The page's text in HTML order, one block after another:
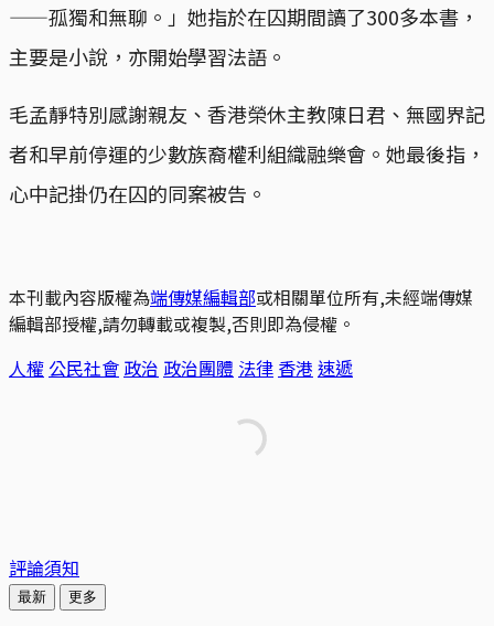
——孤獨和無聊。」她指於在囚期間讀了300多本書，
主要是小說，亦開始學習法語。
毛孟靜特別感謝親友、香港榮休主教陳日君、無國界記
者和早前停運的少數族裔權利組織融樂會。她最後指，
心中記掛仍在囚的同案被告。
本刊載內容版權為端傳媒編輯部或相關單位所有,未經端傳媒
編輯部授權,請勿轉載或複製,否則即為侵權。
人權 公民社會 政治 政治團體 法律 香港 速遞
評論須知
最新 更多